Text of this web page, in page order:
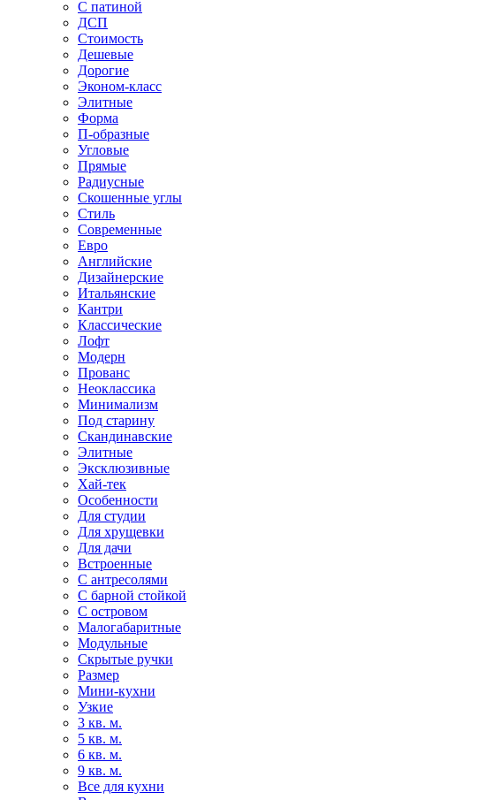
С патиной
ДСП
Стоимость
Дешевые
Дорогие
Эконом-класс
Элитные
Форма
П-образные
Угловые
Прямые
Радиусные
Скошенные углы
Стиль
Современные
Евро
Английские
Дизайнерские
Итальянские
Кантри
Классические
Лофт
Модерн
Прованс
Неоклассика
Минимализм
Под старину
Скандинавские
Элитные
Эксклюзивные
Хай-тек
Особенности
Для студии
Для хрущевки
Для дачи
Встроенные
С антресолями
С барной стойкой
С островом
Малогабаритные
Модульные
Скрытые ручки
Размер
Мини-кухни
Узкие
3 кв. м.
5 кв. м.
6 кв. м.
9 кв. м.
Все для кухни